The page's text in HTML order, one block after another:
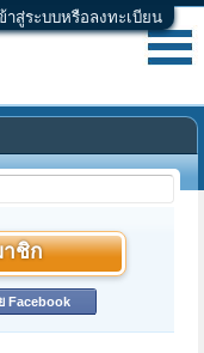
าสู่ระบบหรือลงทะเบียน
ชิก
Facebook